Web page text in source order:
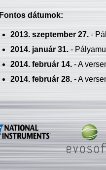
Fontos dátumok:
2013. szeptember 27.-
2014. január 31.-
2014. február 14.- A
2014. február 28.- A